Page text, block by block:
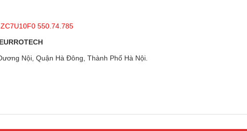
550.74.785
Nội, Quận Hà Đông, Thành Phố Hà Nội.